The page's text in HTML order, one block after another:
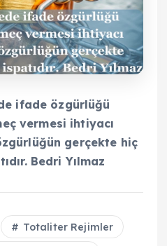
ifade özgürlüğü
vermesi ihtiyacı
gerçekte hiç
Bedri Yılmaz
Totaliter Rejimler